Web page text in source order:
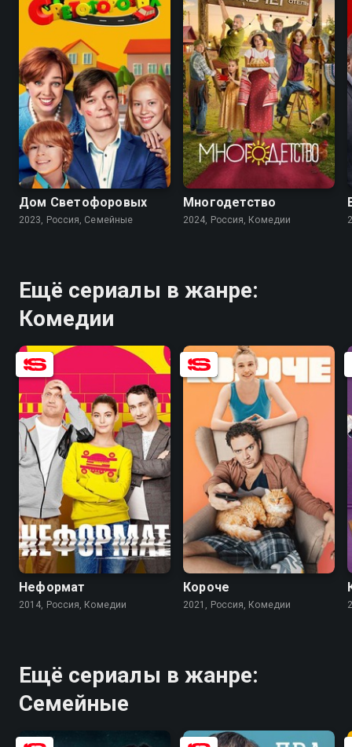
6.0
Дом Светофоровых
2023, Россия, Семейные
8.0 6.9
Многодетство
2024, Россия, Комедии
Ещё сериалы в жанре:
Комедии
5.6 4.0
Неформат
2014, Россия, Комедии
7.5 7.1
Короче
2021, Россия, Комедии
Ещё сериалы в жанре:
Семейные